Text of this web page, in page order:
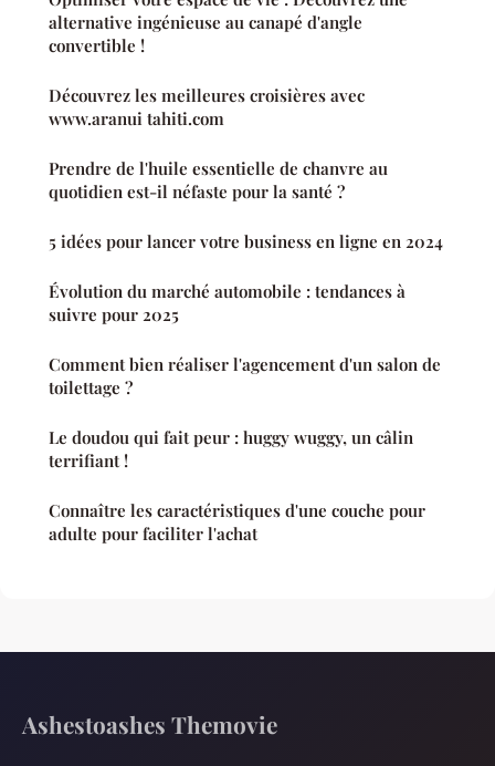
alternative ingénieuse au canapé d'angle
convertible !
Découvrez les meilleures croisières avec
www.aranui tahiti.com
Prendre de l'huile essentielle de chanvre au
quotidien est-il néfaste pour la santé ?
5 idées pour lancer votre business en ligne en 2024
Évolution du marché automobile : tendances à
suivre pour 2025
Comment bien réaliser l'agencement d'un salon de
toilettage ?
Le doudou qui fait peur : huggy wuggy, un câlin
terrifiant !
Connaître les caractéristiques d'une couche pour
adulte pour faciliter l'achat
Ashestoashes Themovie